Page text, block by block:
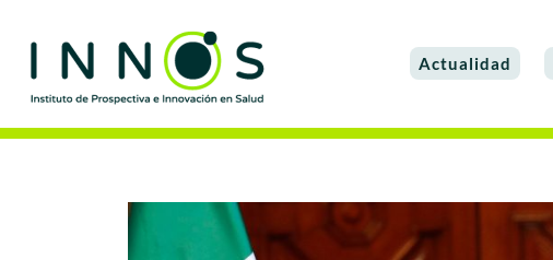
Actualidad